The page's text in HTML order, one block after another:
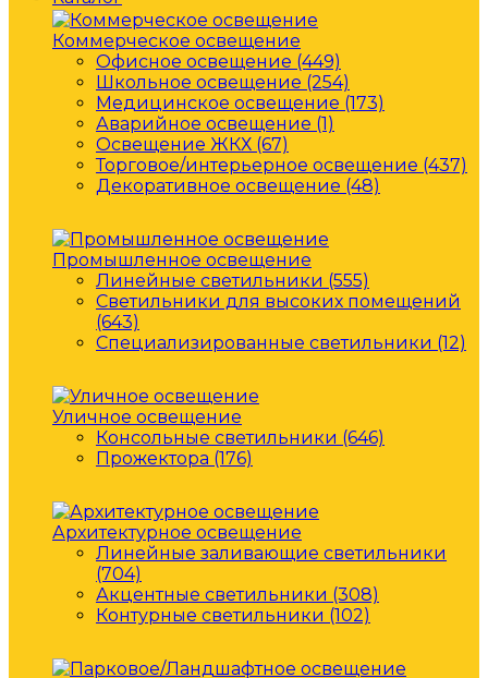
Коммерческое освещение
Офисное освещение (449)
Школьное освещение (254)
Медицинское освещение (173)
Аварийное освещение (1)
Освещение ЖКХ (67)
Торговое/интерьерное освещение (437)
Декоративное освещение (48)
Промышленное освещение
Линейные светильники (555)
Светильники для высоких помещений
(643)
Специализированные светильники (12)
Уличное освещение
Консольные светильники (646)
Прожектора (176)
Архитектурное освещение
Линейные заливающие светильники
(704)
Акцентные светильники (308)
Контурные светильники (102)